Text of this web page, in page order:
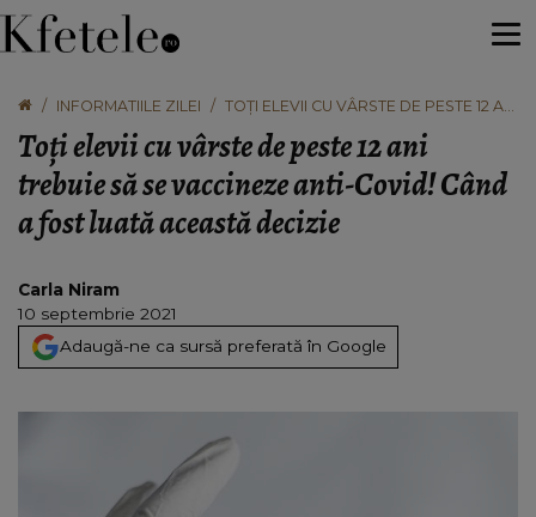
INFORMATIILE ZILEI
TOȚI ELEVII CU VÂRSTE DE PESTE 12 ANI
COVID! CÂND A FOST LUATĂ ACEASTĂ
DECIZIE
Toți elevii cu vârste de peste 12 ani
trebuie să se vaccineze anti-Covid! Când
a fost luată această decizie
Carla Niram
10 septembrie 2021
Adaugă-ne ca sursă preferată în Google